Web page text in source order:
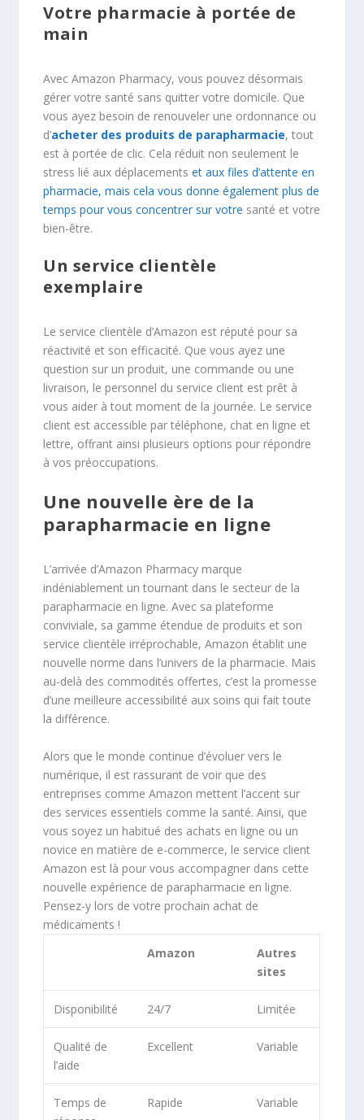
Votre pharmacie à portée de
main
Avec Amazon Pharmacy, vous pouvez désormais
gérer votre santé sans quitter votre domicile. Que
vous ayez besoin de renouveler une ordonnance ou
d’acheter des produits de parapharmacie, tout
est à portée de clic. Cela réduit non seulement le
stress lié aux déplacementset aux files d’attente en
pharmacie, mais cela vous donne également plus de
temps pour vous concentrer sur votre santé et votre
bien-être.
Un service clientèle
exemplaire
Le service clientèle d’Amazon est réputé pour sa
réactivité et son efficacité. Que vous ayez une
question sur un produit, une commande ou une
livraison, le personnel du service client est prêt à
vous aider à tout moment de la journée. Le service
client est accessible par téléphone, chat en ligne et
lettre, offrant ainsi plusieurs options pour répondre
à vos préoccupations.
Une nouvelle ère de la
parapharmacie en ligne
L’arrivée d’Amazon Pharmacy marque
indéniablement un tournant dans le secteur de la
parapharmacie en ligne. Avec sa plateforme
conviviale, sa gamme étendue de produits et son
service clientèle irréprochable, Amazon établit une
nouvelle norme dans l’univers de la pharmacie. Mais
au-delà des commodités offertes, c’est la promesse
d’une meilleure accessibilité aux soins qui fait toute
la différence.
Alors que le monde continue d’évoluer vers le
numérique, il est rassurant de voir que des
entreprises comme Amazon mettent l’accent sur
des services essentiels comme la santé. Ainsi, que
vous soyez un habitué des achats en ligne ou un
novice en matière de e-commerce, le service client
Amazon est là pour vous accompagner dans cette
nouvelle expérience de parapharmacie en ligne.
Pensez-y lors de votre prochain achat de
médicaments !
Amazon
Autres
sites
Disponibilité 24/7 Limitée
Qualité de
l’aide
Excellent Variable
Temps de
Rapide Variable